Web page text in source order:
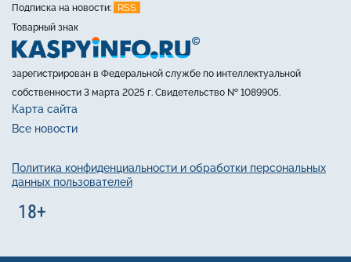
Подписка на новости:
RSS
Товарный знак
зарегистрирован в Федеральной службе по интеллектуальной
собственности 3 марта 2025 г. Свидетельство № 1089905.
Карта сайта
Все новости
Политика конфиденциальности и обработки персональных
данных пользователей